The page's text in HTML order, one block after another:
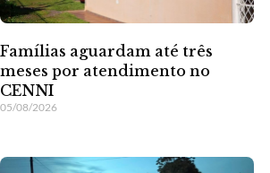
Famílias aguardam até três
meses por atendimento no
CENNI
05/08/2026